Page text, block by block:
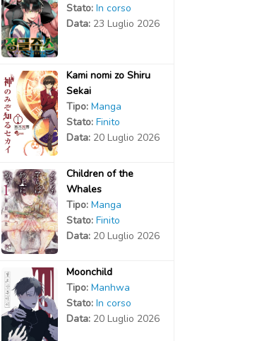
Stato: In corso
Data: 23 Luglio 2026
Kami nomi zo Shiru
Sekai
Tipo: Manga
Stato: Finito
Data: 20 Luglio 2026
Children of the
Whales
Tipo: Manga
Stato: Finito
Data: 20 Luglio 2026
Moonchild
Tipo: Manhwa
Stato: In corso
Data: 20 Luglio 2026